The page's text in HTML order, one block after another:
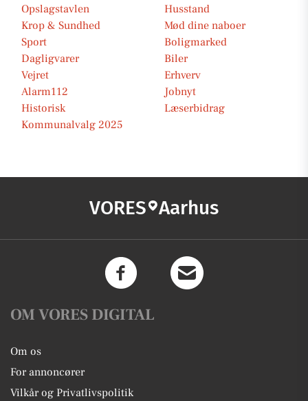
Opslagstavlen
Husstand
Krop & Sundhed
Mød dine naboer
Sport
Boligmarked
Dagligvarer
Biler
Vejret
Erhverv
Alarm112
Jobnyt
Historisk
Læserbidrag
Kommunalvalg 2025
VORES Aarhus
OM VORES DIGITAL
Om os
For annoncører
Vilkår og Privatlivspolitik